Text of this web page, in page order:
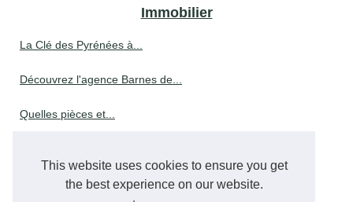
This website uses cookies to ensure you get
the best experience on our website.
Immobilier
La Clé des Pyrénées à...
Découvrez l'agence Barnes de...
Quelles pièces et...
L’expertise en aménagement...